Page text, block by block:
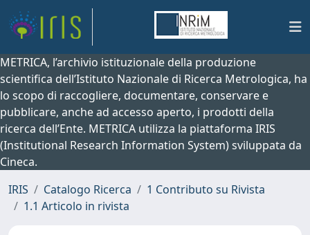
METRICA, l’archivio istituzionale della produzione
scientifica dell’Istituto Nazionale di Ricerca Metrologica, ha
lo scopo di raccogliere, documentare, conservare e
pubblicare, anche ad accesso aperto, i prodotti della
ricerca dell’Ente. METRICA utilizza la piattaforma IRIS
(Institutional Research Information System) sviluppata da
Cineca.
IRIS
Catalogo Ricerca
1 Contributo su Rivista
1.1 Articolo in rivista